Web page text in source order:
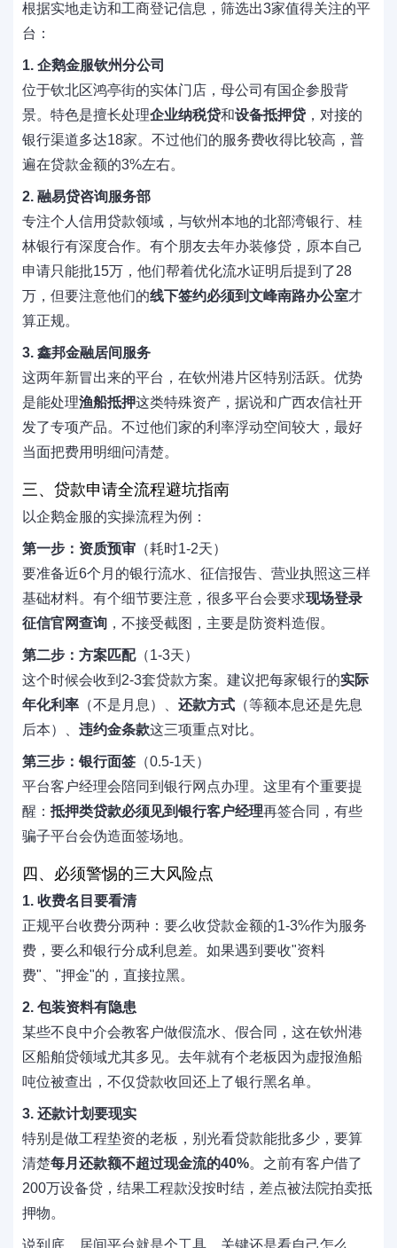
根据实地走访和工商登记信息，筛选出3家值得关注的平
台：
1. 企鹅金服钦州分公司
位于钦北区鸿亭街的实体门店，母公司有国企参股背
景。特色是擅长处理企业纳税贷和设备抵押贷 ，对接的
银行渠道多达18家。不过他们的服务费收得比较高，普
遍在贷款金额的3%左右。
2. 融易贷咨询服务部
专注个人信用贷款领域，与钦州本地的北部湾银行、桂
林银行有深度合作。有个朋友去年办装修贷，原本自己
申请只能批15万，他们帮着优化流水证明后提到了28
万，但要注意他们的线下签约必须到文峰南路办公室才
算正规。
3. 鑫邦金融居间服务
这两年新冒出来的平台，在钦州港片区特别活跃。优势
是能处理渔船抵押这类特殊资产，据说和广西农信社开
发了专项产品。不过他们家的利率浮动空间较大，最好
当面把费用明细问清楚。
三、贷款申请全流程避坑指南
以企鹅金服的实操流程为例：
第一步：资质预审 （耗时1-2天）
要准备近6个月的银行流水、征信报告、营业执照这三样
基础材料。有个细节要注意，很多平台会要求现场登录
征信官网查询 ，不接受截图，主要是防资料造假。
第二步：方案匹配（1-3天）
这个时候会收到2-3套贷款方案。建议把每家银行的实际
年化利率 （不是月息）、 还款方式 （等额本息还是先息
后本）、 违约金条款这三项重点对比。
第三步：银行面签 （0.5-1天）
平台客户经理会陪同到银行网点办理。这里有个重要提
醒： 抵押类贷款必须见到银行客户经理再签合同，有些
骗子平台会伪造面签场地。
四、必须警惕的三大风险点
1. 收费名目要看清
正规平台收费分两种：要么收贷款金额的1-3%作为服务
费，要么和银行分成利息差。如果遇到要收"资料
费"、"押金"的，直接拉黑。
2. 包装资料有隐患
某些不良中介会教客户做假流水、假合同，这在钦州港
区船舶贷领域尤其多见。去年就有个老板因为虚报渔船
吨位被查出，不仅贷款收回还上了银行黑名单。
3. 还款计划要现实
特别是做工程垫资的老板，别光看贷款能批多少，要算
清楚每月还款额不超过现金流的40%。之前有客户借了
200万设备贷，结果工程款没按时结，差点被法院拍卖抵
押物。
说到底，居间平台就是个工具，关键还是看自己怎么